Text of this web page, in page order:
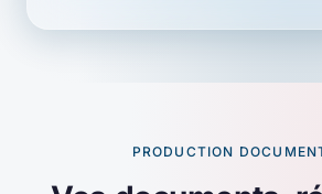
PRODUCTION